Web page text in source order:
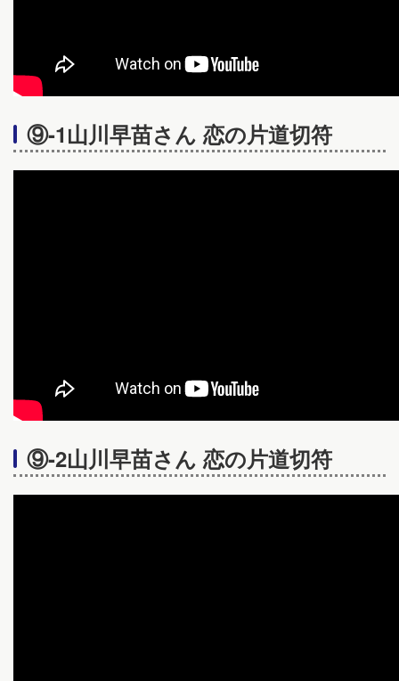
⑨-1山川早苗さん 恋の片道切符
⑨-2山川早苗さん 恋の片道切符